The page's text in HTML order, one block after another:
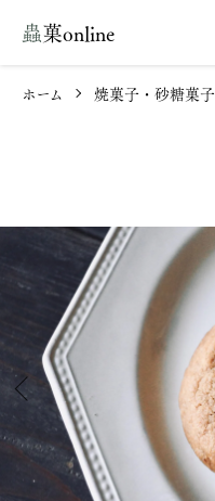
蟲菓online
ホーム 焼菓子・砂糖菓子